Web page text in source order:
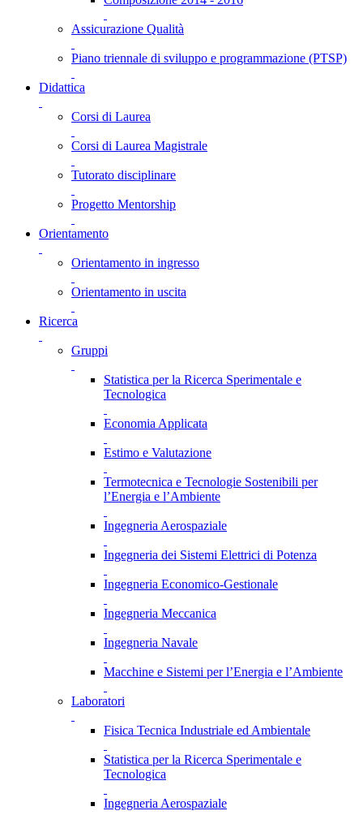
Assicurazione Qualità
Piano triennale di sviluppo e programmazione (PTSP)
Didattica
Corsi di Laurea
Corsi di Laurea Magistrale
Tutorato disciplinare
Progetto Mentorship
Orientamento
Orientamento in ingresso
Orientamento in uscita
Ricerca
Gruppi
Statistica per la Ricerca Sperimentale e
Tecnologica
Economia Applicata
Estimo e Valutazione
Termotecnica e Tecnologie Sostenibili per
l’Energia e l’Ambiente
Ingegneria Aerospaziale
Ingegneria dei Sistemi Elettrici di Potenza
Ingegneria Economico-Gestionale
Ingegneria Meccanica
Ingegneria Navale
Macchine e Sistemi per l’Energia e l’Ambiente
Laboratori
Fisica Tecnica Industriale ed Ambientale
Statistica per la Ricerca Sperimentale e
Tecnologica
Ingegneria Aerospaziale